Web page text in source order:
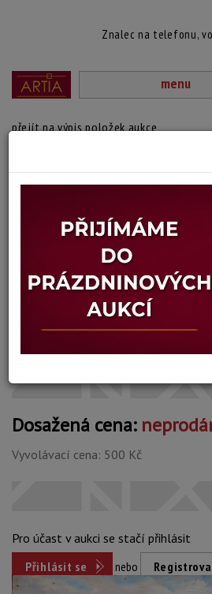
Znalec na telefonu,
menu
přejít na výpis položek aukce
140. ZIMNÍ NÁLADA
Signováno a datováno vpravo dole,
Technika: olej na překližce
Šířka: 42 cm, výška: 28 cm
Dosažená cena:
Vyvolávací cena: 500 Kč
Pro účast v aukci se stačí přihlásit
Přihlásit se
nebo